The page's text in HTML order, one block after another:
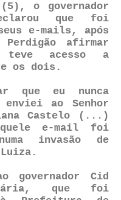
o governador
que foi
e-mails, após
afirmar
teve acesso a
os dois.
que eu nunca
ao Senhor
Castelo (...)
e-mail foi
invasão de
governador Cid
que foi